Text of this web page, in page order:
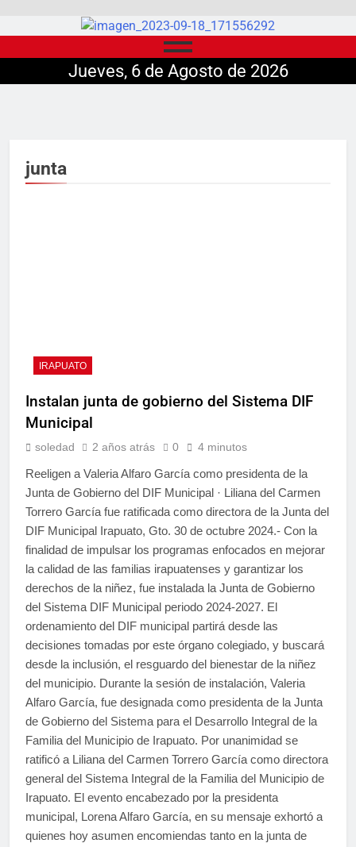
Jueves, 6 de Agosto de 2026
junta
IRAPUATO
Instalan junta de gobierno del Sistema DIF
Municipal
soledad 2 años atrás 0 4 minutos
Reeligen a Valeria Alfaro García como presidenta de la
Junta de Gobierno del DIF Municipal · Liliana del Carmen
Torrero García fue ratificada como directora de la Junta del
DIF Municipal Irapuato, Gto. 30 de octubre 2024.- Con la
finalidad de impulsar los programas enfocados en mejorar
la calidad de las familias irapuatenses y garantizar los
derechos de la niñez, fue instalada la Junta de Gobierno
del Sistema DIF Municipal periodo 2024-2027. El
ordenamiento del DIF municipal partirá desde las
decisiones tomadas por este órgano colegiado, y buscará
desde la inclusión, el resguardo del bienestar de la niñez
del municipio. Durante la sesión de instalación, Valeria
Alfaro García, fue designada como presidenta de la Junta
de Gobierno del Sistema para el Desarrollo Integral de la
Familia del Municipio de Irapuato. Por unanimidad se
ratificó a Liliana del Carmen Torrero García como directora
general del Sistema Integral de la Familia del Municipio de
Irapuato. El evento encabezado por la presidenta
municipal, Lorena Alfaro García, en su mensaje exhortó a
quienes hoy asumen encomiendas tanto en la junta de